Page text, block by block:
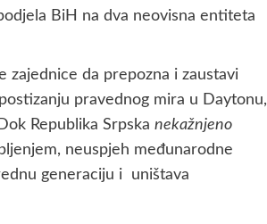
BiH na dva neovisna entiteta
da prepozna i zaustavi
pravednog mira u Daytonu,
Republika Srpska nekažnjeno
neuspjeh međunarodne
generaciju i uništava